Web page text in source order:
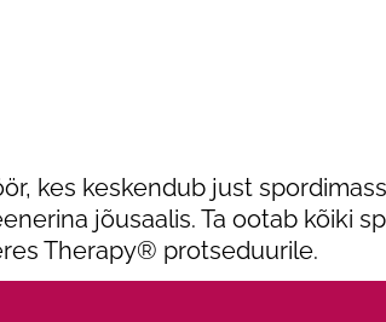
kes keskendub just
jõusaalis. Ta ootab kõiki
Therapy® protseduurile.